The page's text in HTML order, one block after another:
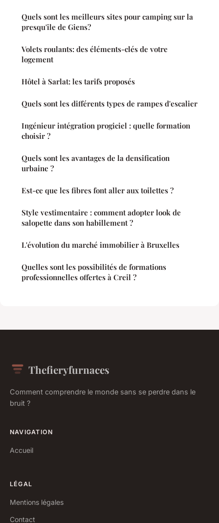
Quels sont les meilleurs sites pour camping sur la
presqu'ile de Giens?
Volets roulants: des éléments-clés de votre
logement
Hôtel à Sarlat: les tarifs proposés
Quels sont les différents types de rampes d'escalier
Ingénieur intégration progiciel : quelle formation
choisir ?
Quels sont les avantages de la densification
urbaine ?
Est-ce que les fibres font aller aux toilettes ?
Style vestimentaire : comment adopter look de
salopette dans son habillement ?
L'évolution du marché immobilier à Bruxelles
Quelles sont les possibilités de formations
professionnelles offertes à Creil ?
Thefieryfurnaces
Comment comprendre le monde sans se perdre dans le
bruit ?
NAVIGATION
Accueil
LÉGAL
Mentions légales
Contact